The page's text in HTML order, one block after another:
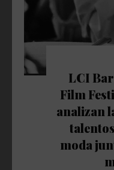
LCI
Film
analizan
moda